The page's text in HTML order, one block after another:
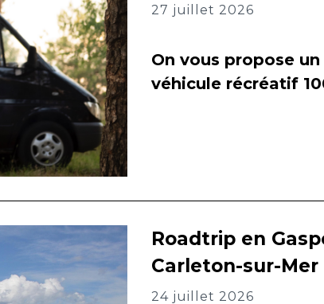
27 juillet 2026
On vous propose
véhicule récréatif
Roadtrip en
Carleton-sur-Mer
24 juillet 2026